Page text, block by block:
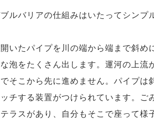
ルバリアの仕組みはいたってシンプ
いたパイプを川の端から端まで斜め
泡をたくさん出します。運河の上流
そこから先に進めません。パイプは
チする装置がつけられています。ご
ラスがあり、自分もそこで座って様